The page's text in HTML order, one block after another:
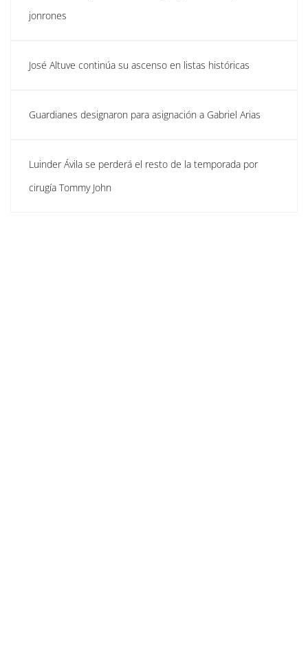
jonrones
José Altuve continúa su ascenso en listas históricas
Guardianes designaron para asignación a Gabriel Arias
Luinder Ávila se perderá el resto de la temporada por
cirugía Tommy John